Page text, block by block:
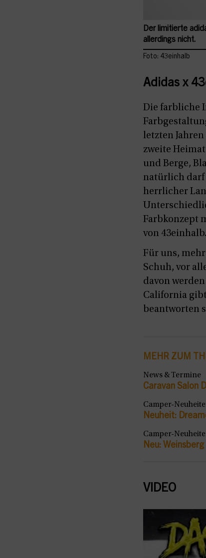
Der limitierte
allerdings nicht.
Foto: 43einhalb
Adidas x
Die farbliche
letzten
zweite
und Berge,
natürlich darf
herrlicher
Farbkonzept
von 43einhalb.
Für uns,
Schuh, vor
davon
California
beantworten
MEHR ZUM
News & Termine
Caravan Salon
Camper-
Neuheit:
Camper-
Neu:
VIDEO